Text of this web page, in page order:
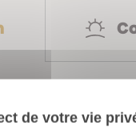
de votre vie